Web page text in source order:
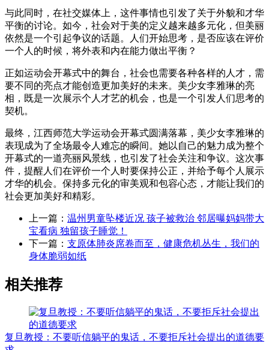
与此同时，在社交媒体上，这件事情也引发了关于外貌和才华
平衡的讨论。如今，社会对于美的定义越来越多元化，但美丽
依然是一个引起争议的话题。人们开始思考，是否应该在评价
一个人的时候，将外表和内在能力做出平衡？
正如运动会开幕式中的舞台，社会也需要各种各样的人才，需
要不同的亮点才能创造更加美好的未来。美少女李雅琳的亮
相，既是一次展示个人才艺的机会，也是一个引发人们思考的
契机。
最终，江西师范大学运动会开幕式圆满落幕，美少女李雅琳的
表现成为了全场最令人难忘的瞬间。她以自己的魅力成为整个
开幕式的一道亮丽风景线，也引发了社会关注和争议。这次事
件，提醒人们在评价一个人时要保持公正，并给予每个人展示
才华的机会。保持多元化的审美观和包容心态，才能让我们的
社会更加美好和精彩。
上一篇： 温州男童坠楼近况 孩子被救治 邻居曝妈妈带大
宝看病 独留孩子睡觉！
下一篇： 支原体肺炎席卷而至，健康危机丛生，我们的
身体脆弱如纸
相关推荐
复旦教授：不要听信躺平的鬼话，不要拒斥社会提出的道德要